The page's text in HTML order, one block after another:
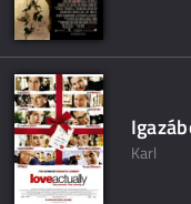
Karl